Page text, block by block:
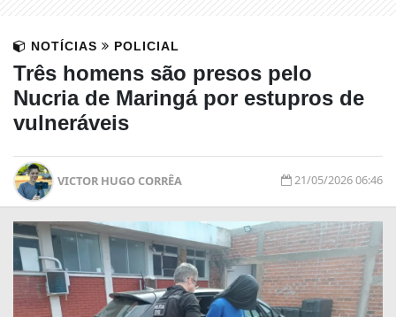
NOTÍCIAS POLICIAL
Três homens são presos pelo
Nucria de Maringá por estupros de
vulneráveis
VICTOR HUGO CORRÊA 21/05/2026 06:46